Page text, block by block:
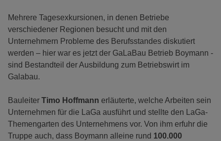
Mehrere Tagesexkursionen, in denen Betriebe
verschiedener Regionen besucht und mit den
Unternehmern Probleme des Berufsstandes diskutiert
werden – hier war es jetzt der GaLaBau Betrieb Boymann -
sind Bestandteil der Ausbildung zum Betriebswirt im
Galabau.
Bauleiter Timo Hoffmann erläuterte, welche Arbeiten sein
Unternehmen für die LaGa ausführt und stellte den LaGa-
Themengarten des Unternehmens vor. Von ihm erfuhr die
Truppe auch, dass Boymann alleine rund 100.000